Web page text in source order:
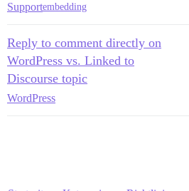
Supportembedding
Reply to comment directly on
WordPress vs. Linked to
Discourse topic
WordPress